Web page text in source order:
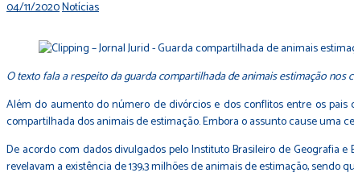
04/11/2020Notícias
O texto fala a respeito da guarda compartilhada de animais estimação nos
Além do aumento do número de divórcios e dos conflitos entre os
compartilhada dos animais de estimação. Embora o assunto cause uma
De acordo com dados divulgados pelo Instituto Brasileiro de Geografia e
revelavam a existência de 139,3 milhões de animais de estimação, sendo